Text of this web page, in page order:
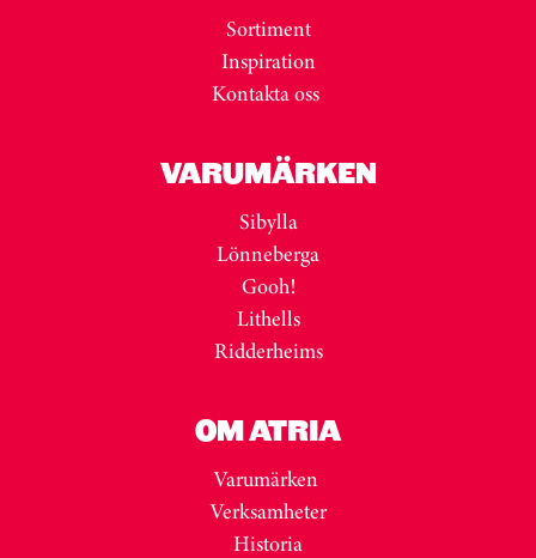
Sortiment
Inspiration
Kontakta oss
VARUMÄRKEN
Sibylla
Lönneberga
Gooh!
Lithells
Ridderheims
OM ATRIA
Varumärken
Verksamheter
Historia